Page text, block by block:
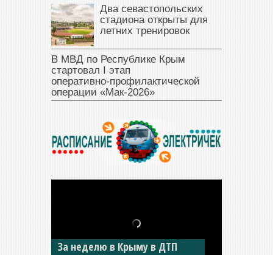
Два севастопольских
стадиона открыты для
летних тренировок
В МВД по Республике Крым
стартовал I этап
оперативно‑профилактической
операции «Мак‑2026»
За неделю в Крыму в ДТП
В Джанкое водитель ВАЗа